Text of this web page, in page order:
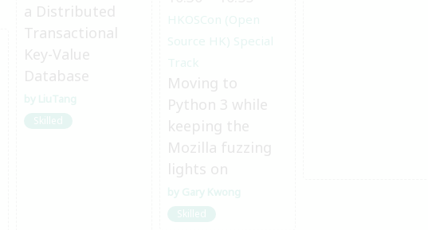
a Distributed
Transactional
Key-Value
Database
LiuTang
Skilled
HKOSCon (Open
Source HK) Special
Track
Moving to
Python 3 while
keeping the
Mozilla fuzzing
lights on
Gary Kwong
Skilled